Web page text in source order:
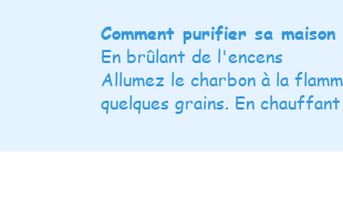
Comment purifier sa
En brûlant de l'encens
Allumez le charbon à la
quelques grains. En